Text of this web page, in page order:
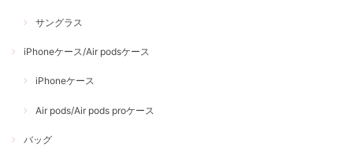
サングラス
iPhoneケース/Air podsケース
iPhoneケース
Air pods/Air pods proケース
バッグ